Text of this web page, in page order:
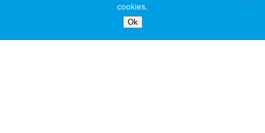
cookies.
Ok